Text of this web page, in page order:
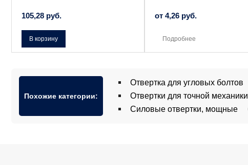
105,28 руб.
В корзину
от 4,26 руб.
Подробнее
Похожие категории:
Отвертка для угловых болтов
Отвертки для точной механики
Силовые отвертки, мощные